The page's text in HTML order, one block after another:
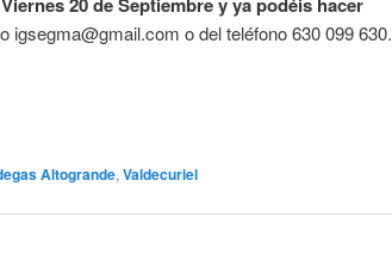
igsegma@gmail.com o del teléfono 630 099 630.
Altogrande, Valdecuriel